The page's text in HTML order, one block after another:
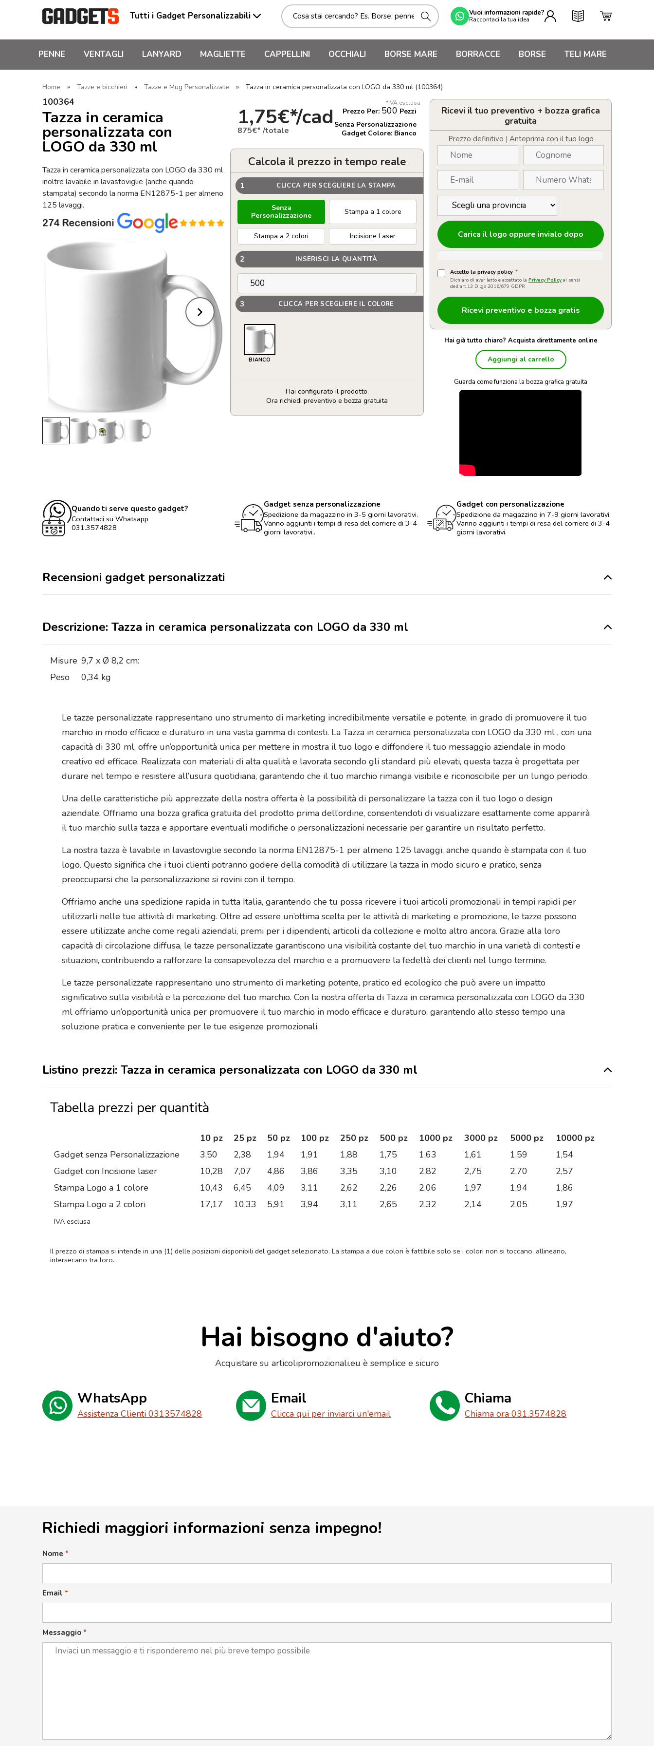
Tutti i Gadget Personalizzabili Vuoi informazioni rapide?
Raccontaci la tua idea
PENNE VENTAGLI LANYARD MAGLIETTE CAPPELLINI OCCHIALI BORSE MARE BORRACCE BORSE TELI MARE
Home » Tazze e bicchieri » Tazze e Mug Personalizzate » Tazza in ceramica personalizzata con LOGO da 330 ml (100364)
100364
Tazza in ceramica
personalizzata con
LOGO da 330 ml
Tazza in ceramica personalizzata con LOGO da 330 ml
inoltre lavabile in lavastoviglie (anche quando
stampata) secondo la norma EN12875-1 per almeno
125 lavaggi.
*IVA esclusa
1,75€*/cad
875€* /totale
Prezzo Per: 500 Pezzi
Senza Personalizzazione
Gadget Colore: Bianco
Calcola il prezzo in tempo reale
1 CLICCA PER SCEGLIERE LA STAMPA
Senza
Personalizzazione
Stampa a 1 colore
Stampa a 2 colori Incisione Laser
2 INSERISCI LA QUANTITÀ
3 CLICCA PER SCEGLIERE IL COLORE
BIANCO
Hai configurato il prodotto.
Ora richiedi preventivo e bozza gratuita
Tazza
Ricevi il tuo preventivo + bozza grafica
gratuita
Prezzo definitivo | Anteprima con il tuo logo
Carica il logo oppure invialo dopo
Accetto la privacy policy *
Dichiaro di aver letto e accettato la Privacy Policy ai sensi
dell'art.13 D.lgs 2016/679 GDPR
Hai già tutto chiaro? Acquista direttamente online
Aggiungi al carrello
Guarda come funziona la bozza grafica gratuita
Quando ti serve questo gadget?
Contattaci su Whatsapp
031.3574828
Gadget senza personalizzazione
Spedizione da magazzino in 3-5 giorni lavorativi.
Vanno aggiunti i tempi di resa del corriere di 3-4
giorni lavorativi..
Gadget con personalizzazione
Spedizione da magazzino in 7-9 giorni lavorativi.
Vanno aggiunti i tempi di resa del corriere di 3-4
giorni lavorativi.
Recensioni gadget personalizzati
Descrizione: Tazza in ceramica personalizzata con LOGO da 330 ml
Misure 9,7 x Ø 8,2 cm:
Peso
0,34 kg
Le tazze personalizzate rappresentano uno strumento di marketing incredibilmente versatile e potente, in grado di promuovere il tuo
marchio in modo efficace e duraturo in una vasta gamma di contesti. La Tazza in ceramica personalizzata con LOGO da 330 ml , con una
capacità di 330 ml, offre un’opportunità unica per mettere in mostra il tuo logo e diffondere il tuo messaggio aziendale in modo
creativo ed efficace. Realizzata con materiali di alta qualità e lavorata secondo gli standard più elevati, questa tazza è progettata per
durare nel tempo e resistere all’usura quotidiana, garantendo che il tuo marchio rimanga visibile e riconoscibile per un lungo periodo.
Una delle caratteristiche più apprezzate della nostra offerta è la possibilità di personalizzare la tazza con il tuo logo o design
aziendale. Offriamo una bozza grafica gratuita del prodotto prima dell’ordine, consentendoti di visualizzare esattamente come apparirà
il tuo marchio sulla tazza e apportare eventuali modifiche o personalizzazioni necessarie per garantire un risultato perfetto.
La nostra tazza è lavabile in lavastoviglie secondo la norma EN12875-1 per almeno 125 lavaggi, anche quando è stampata con il tuo
logo. Questo significa che i tuoi clienti potranno godere della comodità di utilizzare la tazza in modo sicuro e pratico, senza
preoccuparsi che la personalizzazione si rovini con il tempo.
Offriamo anche una spedizione rapida in tutta Italia, garantendo che tu possa ricevere i tuoi articoli promozionali in tempi rapidi per
utilizzarli nelle tue attività di marketing. Oltre ad essere un’ottima scelta per le attività di marketing e promozione, le tazze possono
essere utilizzate anche come regali aziendali, premi per i dipendenti, articoli da collezione e molto altro ancora. Grazie alla loro
capacità di circolazione diffusa, le tazze personalizzate garantiscono una visibilità costante del tuo marchio in una varietà di contesti e
situazioni, contribuendo a rafforzare la consapevolezza del marchio e a promuovere la fedeltà dei clienti nel lungo termine.
Le tazze personalizzate rappresentano uno strumento di marketing potente, pratico ed ecologico che può avere un impatto
significativo sulla visibilità e la percezione del tuo marchio. Con la nostra offerta di Tazza in ceramica personalizzata con LOGO da 330
ml offriamo un’opportunità unica per promuovere il tuo marchio in modo efficace e duraturo, garantendo allo stesso tempo una
soluzione pratica e conveniente per le tue esigenze promozionali.
Listino prezzi: Tazza in ceramica personalizzata con LOGO da 330 ml
Tabella prezzi per quantità
10 pz 25 pz 50 pz 100 pz 250 pz 500 pz 1000 pz 3000 pz 5000 pz
10000 pz
Gadget senza Personalizzazione
3,50 2,38 1,94 1,91 1,88 1,75 1,63 1,61 1,59
1,54
Gadget con Incisione laser
10,28 7,07 4,86 3,86 3,35 3,10 2,82 2,75 2,70
2,57
Stampa Logo a 1 colore
10,43 6,45 4,09 3,11 2,62 2,26 2,06 1,97 1,94
1,86
Stampa Logo a 2 colori
17,17 10,33 5,91 3,94 3,11 2,65 2,32 2,14 2,05 1,97
IVA esclusa
Il prezzo di stampa si intende in una (1) delle posizioni disponibili del gadget selezionato. La stampa a due colori è fattibile solo se i colori non si toccano, allineano,
intersecano tra loro.
Hai bisogno d'aiuto?
Acquistare su articolipromozionali.eu è semplice e sicuro
WhatsApp
Assistenza Clienti 0313574828
Email
Clicca qui per inviarci un'email
Chiama
Chiama ora 031.3574828
Richiedi maggiori informazioni senza impegno!
Nome *
Email *
Messaggio *